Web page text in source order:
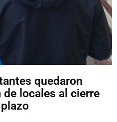
quedaron
locales al cierre